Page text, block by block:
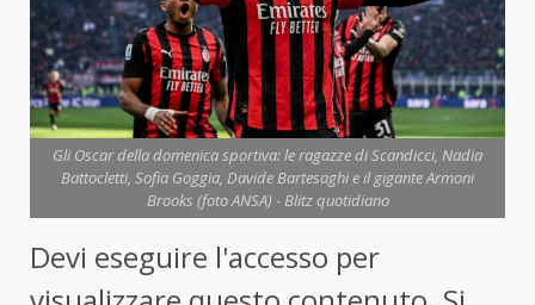
Gli Oscar della domenica sportiva: le ragazze di Scandicci, Nadia
Battocletti, Sofia Goggia, Davide Bartesaghi e il gigante Armoni
Brooks (foto ANSA) - Blitz quotidiano
Devi eseguire l'accesso per